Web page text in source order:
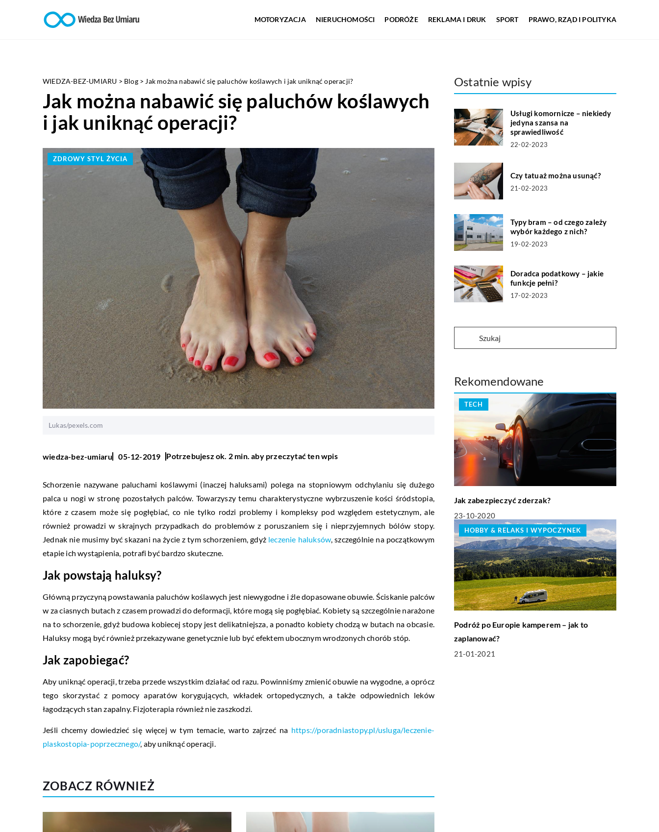
MOTORYZACJA NIERUCHOMOŚCI PODRÓŻE REKLAMA I DRUK SPORT PRAWO, RZĄD I POLITYKA
WIEDZA-BEZ-UMIARU > Blog> Jak można nabawić się paluchów koślawych i jak uniknąć operacji?
Jak można nabawić się paluchów koślawych
i jak uniknąć operacji?
Lukas/pexels.com
ZDROWY STYL ŻYCIA
wiedza-bez-umiaru 05-12-2019 Potrzebujesz ok. 2 min. aby przeczytać ten wpis
Schorzenie nazywane paluchami koślawymi (inaczej haluksami) polega na stopniowym odchylaniu się dużego
palca u nogi w stronę pozostałych palców. Towarzyszy temu charakterystyczne wybrzuszenie kości śródstopia,
które z czasem może się pogłębiać, co nie tylko rodzi problemy i kompleksy pod względem estetycznym, ale
również prowadzi w skrajnych przypadkach do problemów z poruszaniem się i nieprzyjemnych bólów stopy.
Jednak nie musimy być skazani na życie z tym schorzeniem, gdyż leczenie haluksów, szczególnie na początkowym
etapie ich wystąpienia, potrafi być bardzo skuteczne.
Jak powstają haluksy?
Główną przyczyną powstawania paluchów koślawych jest niewygodne i źle dopasowane obuwie. Ściskanie palców
w za ciasnych butach z czasem prowadzi do deformacji, które mogą się pogłębiać. Kobiety są szczególnie narażone
na to schorzenie, gdyż budowa kobiecej stopy jest delikatniejsza, a ponadto kobiety chodzą w butach na obcasie.
Haluksy mogą być również przekazywane genetycznie lub być efektem ubocznym wrodzonych chorób stóp.
Jak zapobiegać?
Aby uniknąć operacji, trzeba przede wszystkim działać od razu. Powinniśmy zmienić obuwie na wygodne, a oprócz
tego skorzystać z pomocy aparatów korygujących, wkładek ortopedycznych, a także odpowiednich leków
łagodzących stan zapalny. Fizjoterapia również nie zaszkodzi.
Jeśli chcemy dowiedzieć się więcej w tym temacie, warto zajrzeć na https://poradniastopy.pl/usluga/leczenie-
plaskostopia-poprzecznego/, aby uniknąć operacji.
ZOBACZ RÓWNIEŻ
Ostatnie wpisy
Usługi komornicze – niekiedy
jedyna szansa na
sprawiedliwość
22-02-2023
Czy tatuaż można usunąć?
21-02-2023
Typy bram – od czego zależy
wybór każdego z nich?
19-02-2023
Doradca podatkowy – jakie
funkcje pełni?
17-02-2023
Rekomendowane
TECH
Jak zabezpieczyć zderzak?
23-10-2020
HOBBY & RELAKS I WYPOCZYNEK
Podróż po Europie kamperem – jak to
zaplanować?
21-01-2021